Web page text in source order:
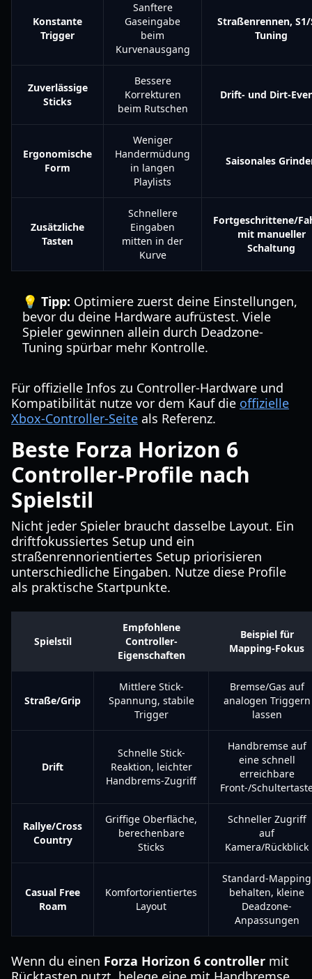
Konstante
Trigger
Sanftere
Gaseingabe
beim
Kurvenausgang
Straßenrennen, S1/
Tuning
Zuverlässige
Sticks
Bessere
Korrekturen
beim Rutschen
Drift- und Dirt-
Ergonomische
Form
Weniger
Handermüdung
in langen
Playlists
Saisonales
Zusätzliche
Tasten
Schnellere
Eingaben
mitten in der
Kurve
Fortgeschrittene/
mit manueller
Schaltung
💡 Tipp: Optimiere zuerst deine Einstellungen,
bevor du deine Hardware aufrüstest. Viele
Spieler gewinnen allein durch Deadzone-
Tuning spürbar mehr Kontrolle.
Für offizielle Infos zu Controller-Hardware und
Kompatibilität nutze vor dem Kauf die offizielle
Xbox-Controller-Seite als Referenz.
Beste Forza Horizon 6
Controller-Profile nach
Spielstil
Nicht jeder Spieler braucht dasselbe Layout. Ein
driftfokussiertes Setup und ein
straßenrennorientiertes Setup priorisieren
unterschiedliche Eingaben. Nutze diese Profile
als praktische Startpunkte.
Spielstil
Empfohlene
Controller-
Eigenschaften
Beispiel für
Mapping-Fokus
Straße/Grip
Mittlere Stick-
Spannung, stabile
Trigger
Bremse/Gas auf
analogen Triggern
lassen
Drift
Schnelle Stick-
Reaktion, leichter
Handbrems-Zugriff
Handbremse auf
eine schnell
erreichbare
Front-/
Rallye/Cross
Country
Griffige Oberfläche,
berechenbare
Sticks
Schneller Zugriff
auf
Kamera/Rückblick
Casual Free
Roam
Komfortorientiertes
Layout
Standard-Mapping
behalten, kleine
Deadzone-
Anpassungen
Wenn du einen Forza Horizon 6 controller mit